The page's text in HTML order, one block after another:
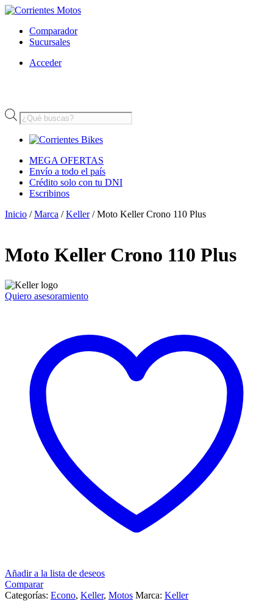
Comparador
Sucursales
Acceder
Búsqueda
de
productos
MEGA OFERTAS
Envío a todo el país
Crédito solo con tu DNI
Escribinos
Inicio /Marca /Keller/ Moto Keller Crono 110 Plus
Moto Keller Crono 110 Plus
Quiero asesoramiento
Añadir a la lista de deseos
Comparar
Categorías: Econo, Keller, Motos Marca: Keller